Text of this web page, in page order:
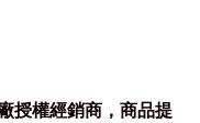
授權經銷商，商品提